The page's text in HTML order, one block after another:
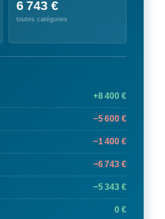
6 743 €
toutes catégories
+8 400 €
−5 600 €
−1 400 €
−6 743 €
−5 343 €
0 €